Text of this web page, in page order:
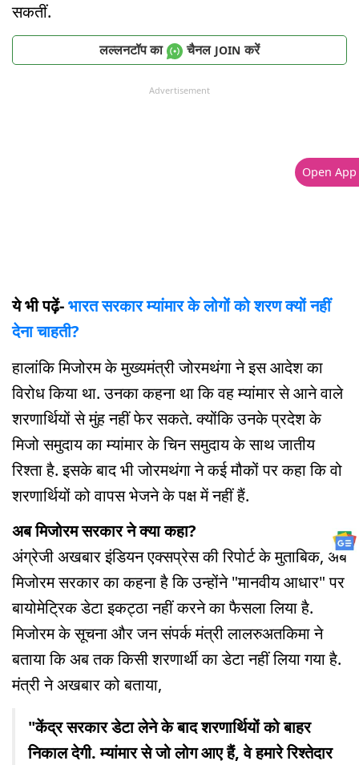
सकतीं.
लल्लनटॉप का चैनल JOIN करें
Advertisement
ये भी पढ़ें-भारत सरकार म्यांमार के लोगों को शरण क्यों नहीं
देना चाहती?
हालांकि मिजोरम के मुख्यमंत्री जोरमथंगा ने इस आदेश का
विरोध किया था. उनका कहना था कि वह म्यांमार से आने वाले
शरणार्थियों से मुंह नहीं फेर सकते. क्योंकि उनके प्रदेश के
मिजो समुदाय का म्यांमार के चिन समुदाय के साथ जातीय
रिश्ता है. इसके बाद भी जोरमथंगा ने कई मौकों पर कहा कि वो
शरणार्थियों को वापस भेजने के पक्ष में नहीं हैं.
अब मिजोरम सरकार ने क्या कहा?
अंग्रेजी अखबार इंडियन एक्सप्रेस की रिपोर्ट के मुताबिक, अब
मिजोरम सरकार का कहना है कि उन्होंने "मानवीय आधार" पर
बायोमेट्रिक डेटा इकट्ठा नहीं करने का फैसला लिया है.
मिजोरम के सूचना और जन संपर्क मंत्री लालरुअतकिमा ने
बताया कि अब तक किसी शरणार्थी का डेटा नहीं लिया गया है.
मंत्री ने अखबार को बताया,
"केंद्र सरकार डेटा लेने के बाद शरणार्थियों को बाहर
निकाल देगी. म्यांमार से जो लोग आए हैं, वे हमारे रिश्तेदार
Open App